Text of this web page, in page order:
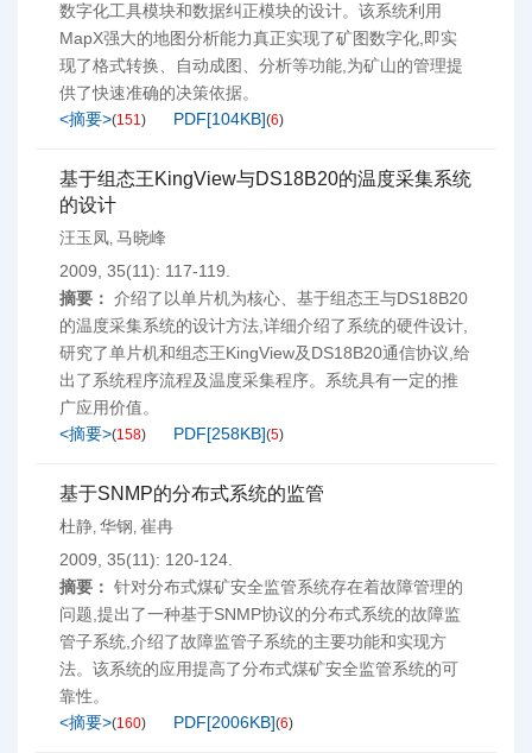
数字化工具模块和数据纠正模块的设计。该系统利用
MapX强大的地图分析能力真正实现了矿图数字化,即实
现了格式转换、自动成图、分析等功能,为矿山的管理提
供了快速准确的决策依据。
<摘要>(151) PDF[104KB](6)
基于组态王KingView与DS18B20的温度采集系统
的设计
汪玉凤, 马晓峰
2009, 35(11): 117-119.
摘要： 介绍了以单片机为核心、基于组态王与DS18B20
的温度采集系统的设计方法,详细介绍了系统的硬件设计,
研究了单片机和组态王KingView及DS18B20通信协议,给
出了系统程序流程及温度采集程序。系统具有一定的推
广应用价值。
<摘要>(158) PDF[258KB](5)
基于SNMP的分布式系统的监管
杜静, 华钢, 崔冉
2009, 35(11): 120-124.
摘要： 针对分布式煤矿安全监管系统存在着故障管理的
问题,提出了一种基于SNMP协议的分布式系统的故障监
管子系统,介绍了故障监管子系统的主要功能和实现方
法。该系统的应用提高了分布式煤矿安全监管系统的可
靠性。
<摘要>(160) PDF[2006KB](6)